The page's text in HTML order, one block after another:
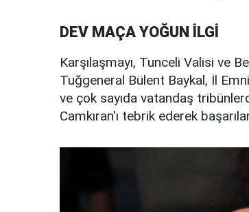
DEV MAÇA YOĞUN İLGİ
Karşılaşmayı, Tunceli Valisi ve
Tuğgeneral Bülent Baykal, İl
ve çok sayıda vatandaş
Camkıran'ı tebrik ederek